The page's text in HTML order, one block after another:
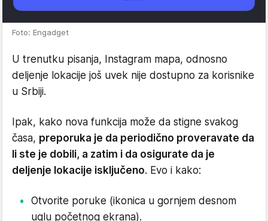
Foto: Engadget
U trenutku pisanja, Instagram mapa, odnosno
deljenje lokacije još uvek nije dostupno za korisnike
u Srbiji.
Ipak, kako nova funkcija može da stigne svakog
časa, preporuka je da periodično proveravate da
li ste je dobili, a zatim i da osigurate da je
deljenje lokacije isključeno. Evo i kako:
Otvorite poruke (ikonica u gornjem desnom
uglu početnog ekrana).